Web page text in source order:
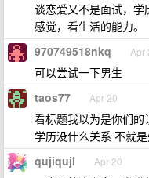
谈恋爱又不是面试，
感觉，看生活的能力。
970749518nkq Apr
可以尝试一下男生
taos77 Apr 20
看标题我以为是你们
学历没什么关系 不就
qujiqujl Apr 20